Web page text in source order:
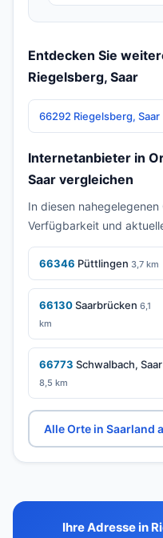
Entdecken Sie
Riegelsberg, Saar
66292 Riegelsberg, Saar
Internetanbieter in
Saar vergleichen
In diesen
Verfügbarkeit und
66346 Püttlingen 3,7 km
66130Saarbrücken 6,1
km
66773 Schwalbach, Saar
8,5 km
Alle Orte in Saarland
Ihre Adresse in